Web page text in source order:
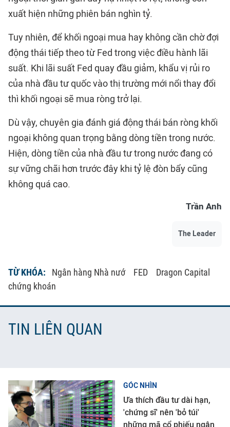
xuất hiện những phiên bán nghìn tỷ.
Tuy nhiên, để khối ngoại mua hay không cần chờ đợi
động thái tiếp theo từ Fed trong việc điều hành lãi
suất. Khi lãi suất Fed quay đầu giảm, khẩu vị rủi ro
của nhà đầu tư quốc vào thị trường mới nổi thay đổi
thì khối ngoại sẽ mua ròng trở lại.
Dù vậy, chuyên gia đánh giá động thái bán ròng khối
ngoại không quan trọng bằng dòng tiền trong nước.
Hiện, dòng tiền của nhà đầu tư trong nước đang có
sự vững chãi hơn trước đây khi tỷ lệ đòn bẩy cũng
không quá cao.
Trần Anh
The Leader
TỪ KHÓA: Ngân hàng Nhà nướ FED
Dragon Capital
chứng khoán
TIN LIÊN QUAN
GÓC NHÌN
Ưa thích đầu tư dài hạn,
'chứng sĩ' nên 'bỏ túi'
những mã cổ phiếu ngân